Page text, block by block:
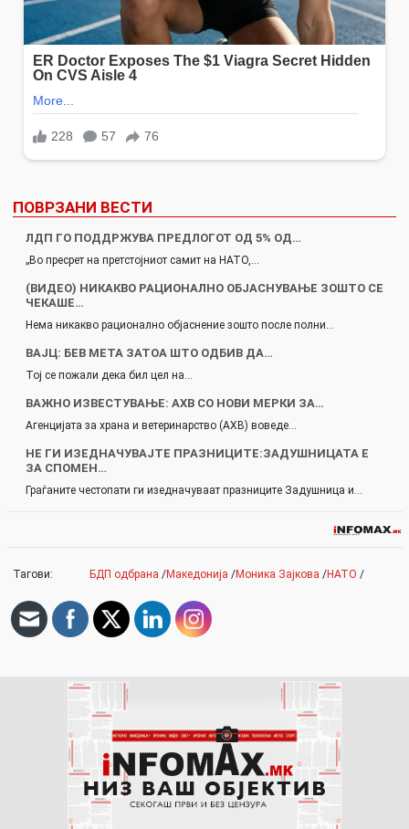
ПОВРЗАНИ ВЕСТИ
ЛДП ГО ПОДДРЖУВА ПРЕДЛОГОТ ОД 5% ОД…
„Во пресрет на претстојниот самит на НАТО,…
(ВИДЕО) НИКАКВО РАЦИОНАЛНО ОБЈАСНУВАЊЕ ЗОШТО СЕ
ЧЕКАШЕ…
Нема никакво рационално објаснение зошто после полни…
ВАЈЦ: БЕВ МЕТА ЗАТОА ШТО ОДБИВ ДА…
Тој се пожали дека бил цел на…
ВАЖНО ИЗВЕСТУВАЊЕ: АХВ СО НОВИ МЕРКИ ЗА…
Агенцијата за храна и ветеринарство (АХВ) воведе…
НЕ ГИ ИЗЕДНАЧУВАЈТЕ ПРАЗНИЦИТЕ:ЗАДУШНИЦАТА Е
ЗА СПОМЕН…
Граѓаните честопати ги изедначуваат празниците Задушница и…
Тагови: БДП одбрана /Македонија /Моника Зајкова /НАТО /